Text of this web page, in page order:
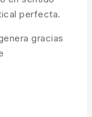
perfecta.
gracias